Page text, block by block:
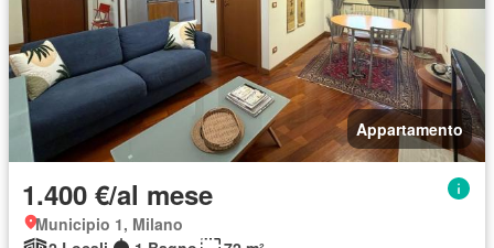
Appartamento
1.400 €/al mese
Municipio 1, Milano